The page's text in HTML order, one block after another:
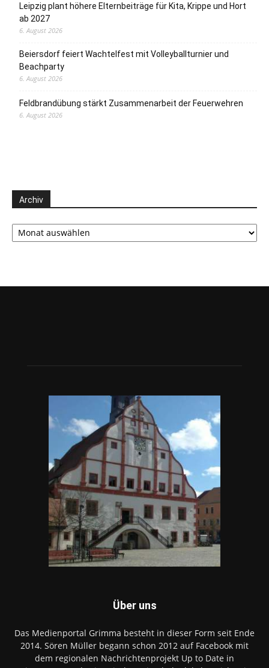
Leipzig plant höhere Elternbeiträge für Kita, Krippe und Hort
ab 2027
6. August 2026
Beiersdorf feiert Wachtelfest mit Volleyballturnier und
Beachparty
6. August 2026
Feldbrandübung stärkt Zusammenarbeit der Feuerwehren
6. August 2026
Archiv
Archiv
Über uns
Das Medienportal Grimma besteht in dieser Form seit Ende
2014. Sören Müller begann schon 2012 auf Facebook mit
dem regionalen Nachrichtenprojekt Up to Date in